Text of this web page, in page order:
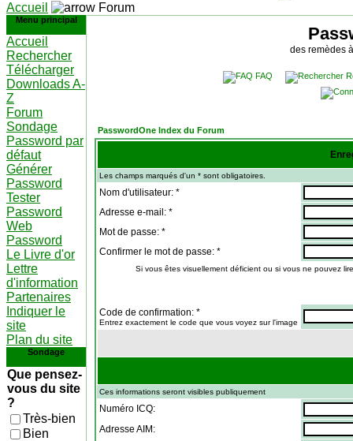
Accueil Forum
Menu principal
Accueil
Rechercher
Télécharger
Downloads A-
Z
Forum
Sondage
Password par
défaut
Générer
Password
Tester
Password
Web
Password
Le Livre d'or
Lettre
d'information
Partenaires
Indiquer le
site
Plan du site
Sondage
Que pensez-
vous du site
?
Très-bien
Bien
des remèdes
FAQ
PasswordOne Index du Forum
Les champs marqués d'un * sont obligatoires.
Nom d'utilisateur: *
Adresse e-mail: *
Mot de passe: *
Confirmer le mot de passe: *
Si vous êtes visuellement déficient ou si vous ne pouvez
Code de confirmation: *
Entrez exactement le code que vous voyez sur l'image
Ces informations seront visibles publiquement
Numéro ICQ:
Adresse AIM: